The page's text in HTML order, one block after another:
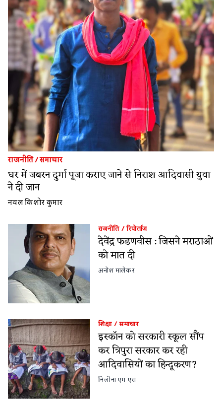
राजनीति/समाचार
घर में जबरन दुर्गा पूजा कराए जाने से निराश आदिवासी युवा
ने दी जान
नवल किशोर कुमार
राजनीति/रिपोर्ताज
देवेंद्र फडणवीस : जिसने मराठाओं
को मात दी
अनोश मालेकर
शिक्षा/समाचार
इस्कॉन को सरकारी स्कूल सौंप
कर त्रिपुरा सरकार कर रही
आदिवासियों का हिन्दूकरण?
निलीना एम एस